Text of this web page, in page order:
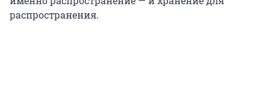
распространения.